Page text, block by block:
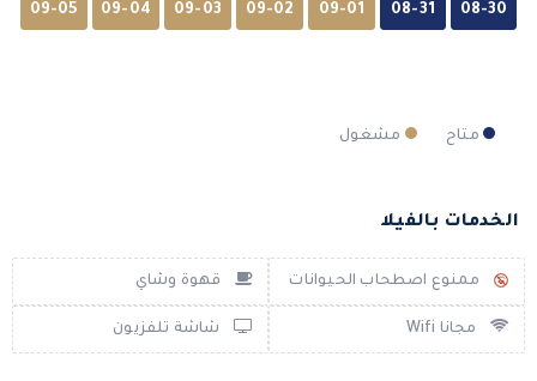
08-30
08-31
09-01
09-02
09-03
09-04
09-05
متاح مشغول
الخدمات بالفيلا
ممنوع اصطحاب الحيوانات قهوة وشاي
مجانا Wifi شاشة تلفزيون